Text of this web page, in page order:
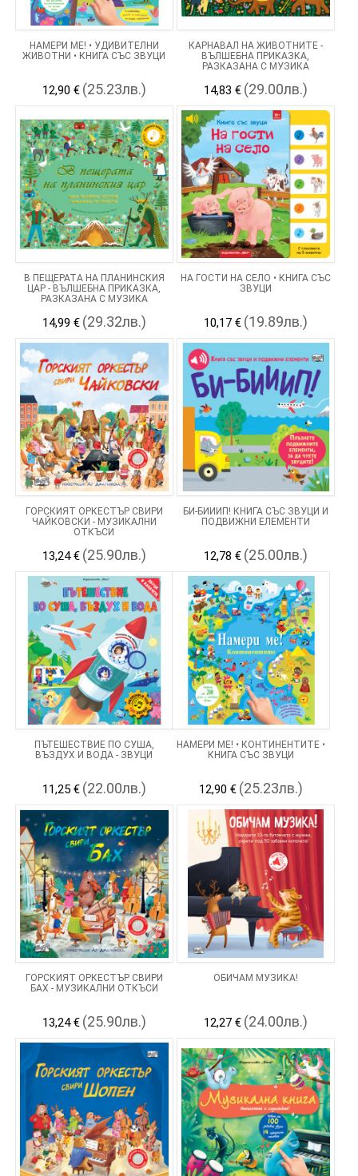
НАМЕРИ МЕ! • УДИВИТЕЛНИ
ЖИВОТНИ • КНИГА СЪС ЗВУЦИ
12,90 € (25.23лв.)
КАРНАВАЛ НА ЖИВОТНИТЕ -
ВЪЛШЕБНА ПРИКАЗКА,
РАЗКАЗАНА С МУЗИКА
14,83 € (29.00лв.)
В ПЕЩЕРАТА НА ПЛАНИНСКИЯ
ЦАР - ВЪЛШЕБНА ПРИКАЗКА,
РАЗКАЗАНА С МУЗИКА
14,99 € (29.32лв.)
НА ГОСТИ НА СЕЛО • КНИГА СЪС
ЗВУЦИ
10,17 € (19.89лв.)
ГОРСКИЯТ ОРКЕСТЪР СВИРИ
ЧАЙКОВСКИ - МУЗИКАЛНИ
ОТКЪСИ
13,24 € (25.90лв.)
БИ-БИИИП! КНИГА СЪС ЗВУЦИ И
ПОДВИЖНИ ЕЛЕМЕНТИ
12,78 € (25.00лв.)
ПЪТЕШЕСТВИЕ ПО СУША,
ВЪЗДУХ И ВОДА - ЗВУЦИ
11,25 € (22.00лв.)
НАМЕРИ МЕ! • КОНТИНЕНТИТЕ •
КНИГА СЪС ЗВУЦИ
12,90 € (25.23лв.)
ГОРСКИЯТ ОРКЕСТЪР СВИРИ
БАХ - МУЗИКАЛНИ ОТКЪСИ
13,24 € (25.90лв.)
ОБИЧАМ МУЗИКА!
12,27 € (24.00лв.)